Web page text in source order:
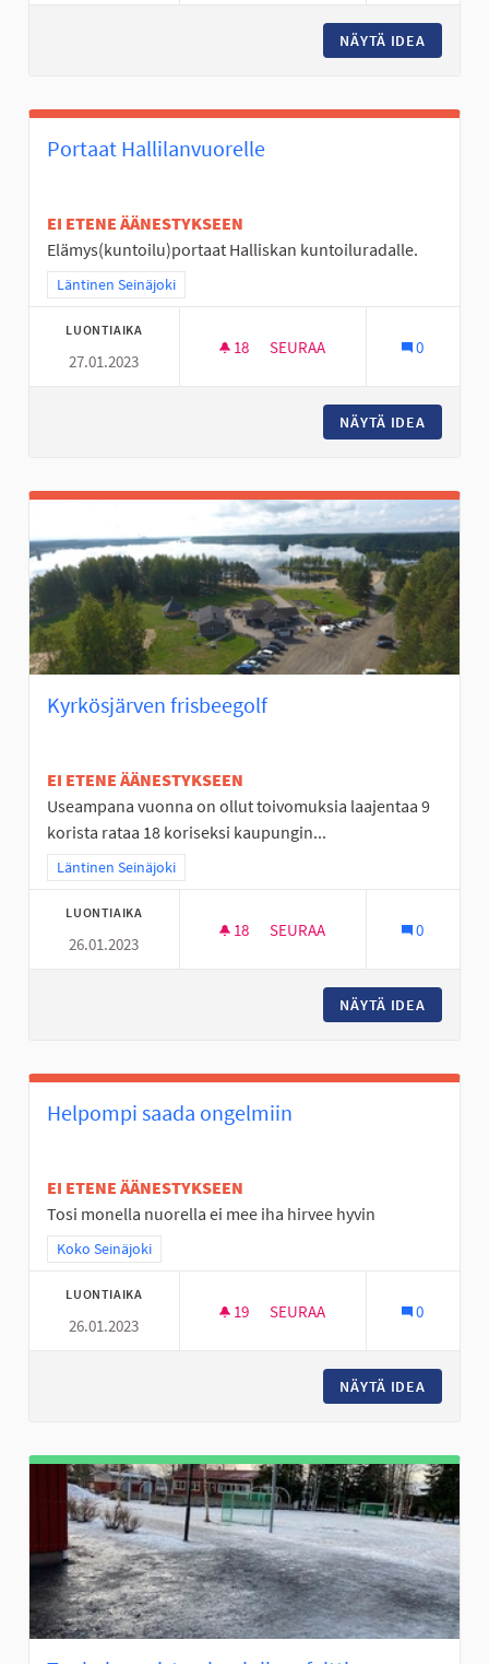
NÄYTÄ IDEA
Portaat Hallilanvuorelle
EI ETENE ÄÄNESTYKSEEN
Elämys(kuntoilu)portaat Halliskan kuntoiluradalle.
Rajaa tulokset teeman mukaan: Läntinen Seinäjoki
Läntinen Seinäjoki
LUONTIAIKA
27.01.2023
18 18 SEURAAJAA
SEURAA 0
NÄYTÄ IDEA
Kyrkösjärven frisbeegolf
EI ETENE ÄÄNESTYKSEEN
Useampana vuonna on ollut toivomuksia laajentaa 9
korista rataa 18 koriseksi kaupungin...
Rajaa tulokset teeman mukaan: Läntinen Seinäjoki
Läntinen Seinäjoki
LUONTIAIKA
26.01.2023
18 18 SEURAAJAA
SEURAA 0
NÄYTÄ IDEA
Helpompi saada ongelmiin
EI ETENE ÄÄNESTYKSEEN
Tosi monella nuorella ei mee iha hirvee hyvin
Rajaa tulokset teeman mukaan: Koko Seinäjoki
Koko Seinäjoki
LUONTIAIKA
26.01.2023
19 19 SEURAAJAA
SEURAA 0
NÄYTÄ IDEA